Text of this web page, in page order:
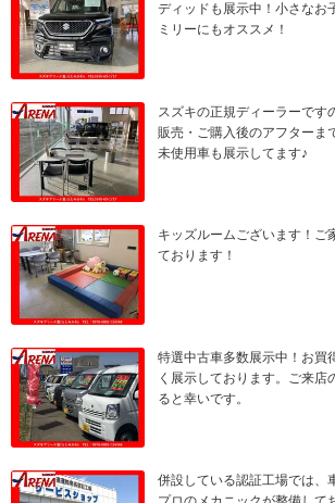
ディッドも展示中！小さなお
ミリーにもオススメ！
スズキの正規ディーラーです
販売・ご購入後のアフターま
未使用車も展示してます♪
キッズルームございます！ご
ております！
特選中古車多数展示中！お買
く展示しております。ご来店
ると幸いです。
併設している認証工場では、